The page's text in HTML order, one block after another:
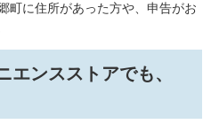
町に住所があった方や、申告がお
エンスストアでも、